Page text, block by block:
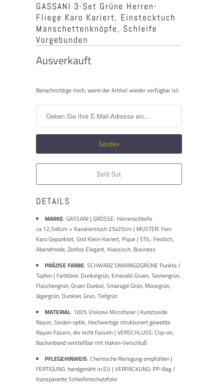
GASSANI 3-Set Grüne Herren-
Fliege Karo Kariert, Einstecktuch
Manschettenknöpfe, Schleife
Vorgebunden
Ausverkauft
Benachrichtigen
wenn
verfügbar
ist:
Benachrichtige mich, wenn der Artikel wieder verfügbar ist:
Sold Out
DETAILS
MARKE: GASSANI | GRÖSSE: Herrenschleife
ca.12,5x6cm + Kavalierstuch 25x25cm | MUSTER: Fein
Karo Gepunktet, Grid Klein-Kariert, Pique | STIL: Festlich,
Abendmode, Zeitlos Elegant, Klassisch, Business
PRÄZISE FARBE: SCHWARZ SMARAGDGRÜNE Punkte /
Tupfen | Farbtöne: Dunkelgrün, Emerald-Gruen, Tannengrün,
Flaschengrün, Gruen Dunkel, Smaragd-Grün, Moosgrün,
Jägergrün, Dunkles Grün, Tiefgrün
MATERIAL: 100% Viskose Microfaser | Kunstseide
Rayon, Seiden-optik, Hochwertige strukturiert gewebte
Rayon-Fasern, die nicht fusseln | VERSCHLUSS: Clip-on,
Nackenband verstellbar mit Haken-Verschluß
PFLEGEHINWEIS: Chemische Reinigung empfohlen |
FERTIGUNG: handgenäht in EU | VERPACKUNG: PP-Bag /
transparente Schleifenschutzfolie